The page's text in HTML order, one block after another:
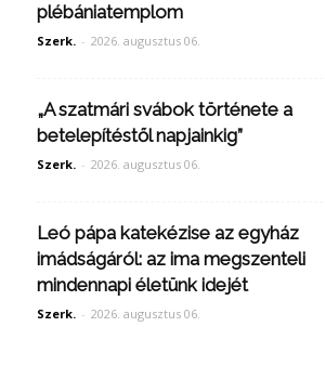
plébániatemplom
Szerk. - 2026. augusztus 06.
„A szatmári svábok története a
betelepítéstől napjainkig”
Szerk. - 2026. augusztus 06.
Leó pápa katekézise az egyház
imádságáról: az ima megszenteli
mindennapi életünk idejét
Szerk. - 2026. augusztus 06.